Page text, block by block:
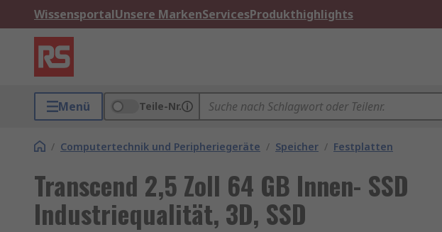
WissensportalUnsere MarkenServicesProdukthighlights
Menü Teile-Nr.
/ Computertechnik und Peripheriegeräte / Speicher / Festplatten
Transcend 2,5 Zoll 64 GB Innen- SSD
Industriequalität, 3D, SSD